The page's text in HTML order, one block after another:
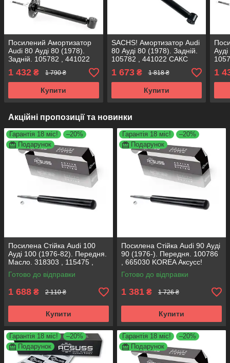
Посилений Амортизатор
Audi 80 Ауді 80 (1978).
Задній. 105782 , 441022
KOREA Аксусс!
1 432 ₴ 1 790 ₴
Купити
SACHS! Амортизатор Audi
80 Ауді 80 (1978). Задній.
105782 , 441022 САКС
1 673₴ 1 818 ₴
Купити
1
Акційні пропозиції та новинки
Гарантія 18 міс!
–20%
Подарунок
Посилена Стійка Audi 100
Ауді 100 (1976-82). Передня.
Масло. 318303 , 115475 ,
666001 KOREA Аксусс!
Готово до відправки
1 688 ₴ 2 110 ₴
Купити
Гарантія 18 міс!
–20%
Подарунок
Посилена Стійка Audi 90 Ауді
90 (1976-). Передня. 100786
, 665030 KOREA Аксусс!
Готово до відправки
1 381 ₴ 1 726 ₴
Купити
Гарантія 18 міс!
–20%
Подарунок
Гарантія 18 міс!
–20%
Подарунок